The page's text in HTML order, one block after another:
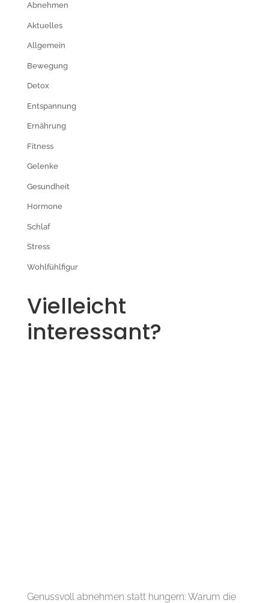
Abnehmen
Aktuelles
Allgemein
Bewegung
Detox
Entspannung
Ernährung
Fitness
Gelenke
Gesundheit
Hormone
Schlaf
Stress
Wohlfühlfigur
Vielleicht
interessant?
Genussvoll abnehmen statt hungern: Warum die